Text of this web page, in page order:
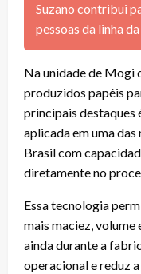
Suzano contribui
pessoas da linha
Na unidade de Mogi
produzidos papéis
principais destaques
aplicada em uma
Brasil com
diretamente no
Essa tecnologia
mais maciez,
ainda durante a
operacional e reduz